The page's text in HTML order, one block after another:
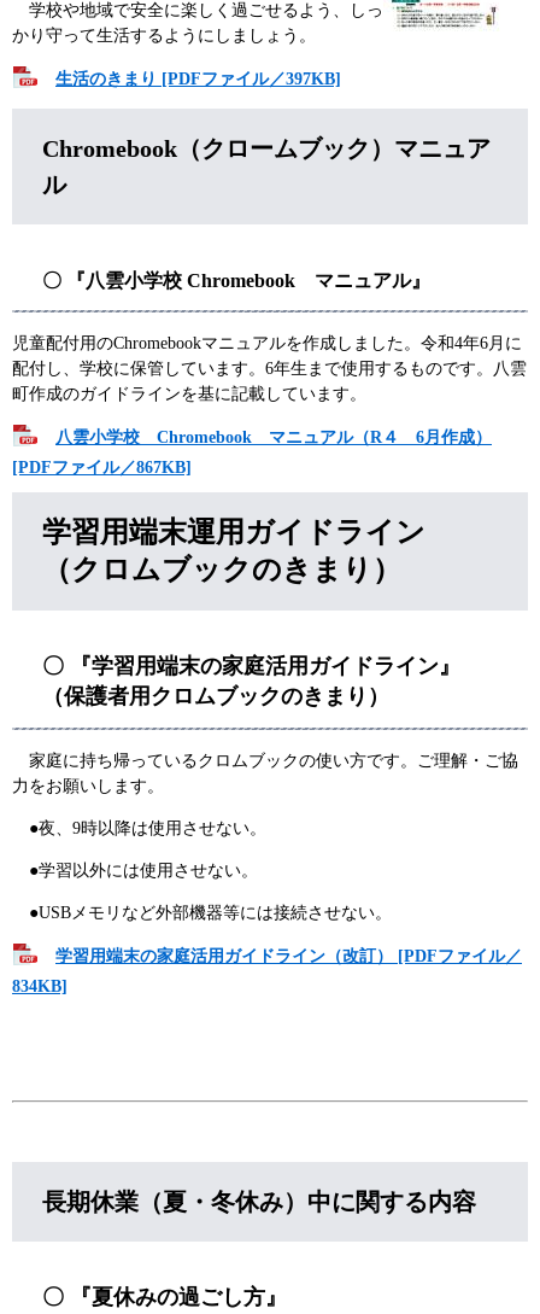
学校や地域で安全に楽しく過ごせるよう、しっ
かり守って生活するようにしましょう。
生活のきまり [PDFファイル／397KB]
Chromebook（クロームブック）マニュア
ル
〇 『八雲小学校 Chromebook マニュアル』​
児童配付用のChromebookマニュアルを作成しました。令和4年6月に
配付し、学校に保管しています。6年生まで使用するものです。八雲
町作成のガイドラインを基に記載しています。
八雲小学校 Chromebook マニュアル（R４ 6月作成）
[PDFファイル／867KB]
学習用端末運用ガイドライン
（クロムブックのきまり）
〇 『学習用端末の家庭活用ガイドライン』
（保護者用クロムブックのきまり）​
家庭に持ち帰っているクロムブックの使い方です。ご理解・ご協
力をお願いします。
●夜、9時以降は使用させない。
●学習以外には使用させない。
●USBメモリなど外部機器等には接続させない。
学習用端末の家庭活用ガイドライン（改訂） [PDFファイル／
834KB]
長期休業（夏・冬休み）中に関する内容
〇 『夏休みの過ごし方』